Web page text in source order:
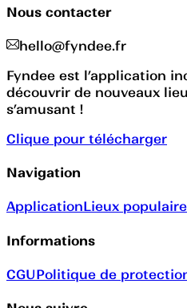
Nous contacter
hello@fyndee.fr
Fyndee est l’application
découvrir de nouveaux
s’amusant !
Clique pour télécharger
Navigation
ApplicationLieux
Informations
CGUPolitique de